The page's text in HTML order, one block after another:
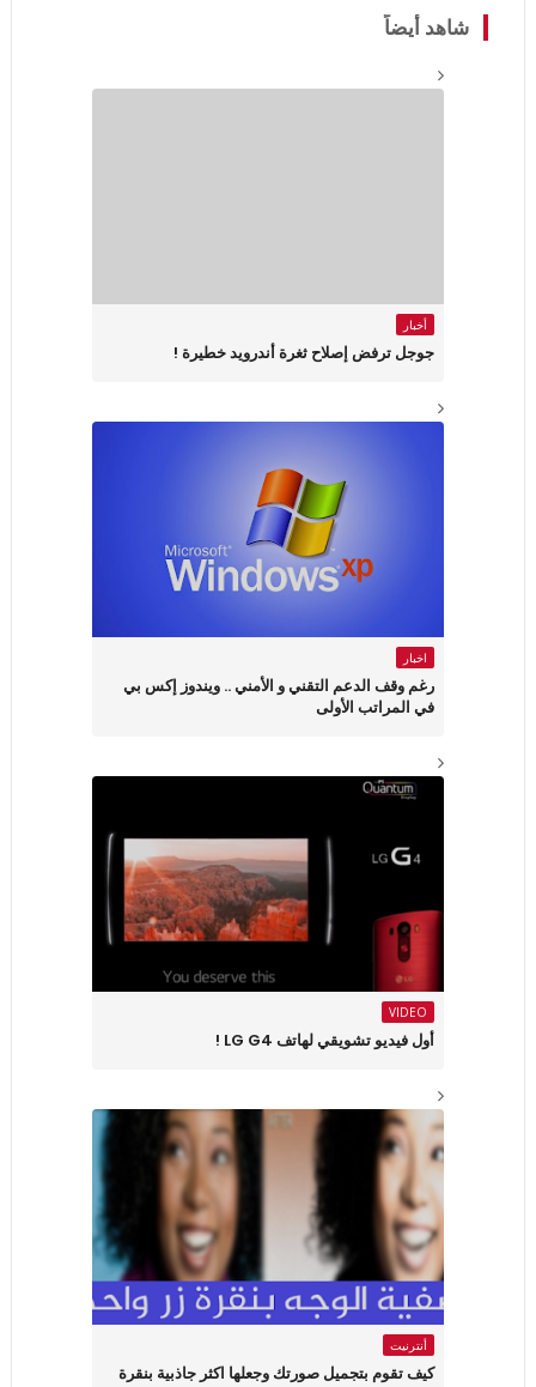
شاهد أيضاً
أخبار
جوجل ترفض إصلاح ثغرة أندرويد خطيرة !
اخبار
رغم وقف الدعم التقني و الأمني .. ويندوز إكس بي
في المراتب الأولى
VIDEO
أول فيديو تشويقي لهاتف LG G4 !
أنترنيت
كيف تقوم بتجميل صورتك وجعلها اكثر جاذبية بنقرة